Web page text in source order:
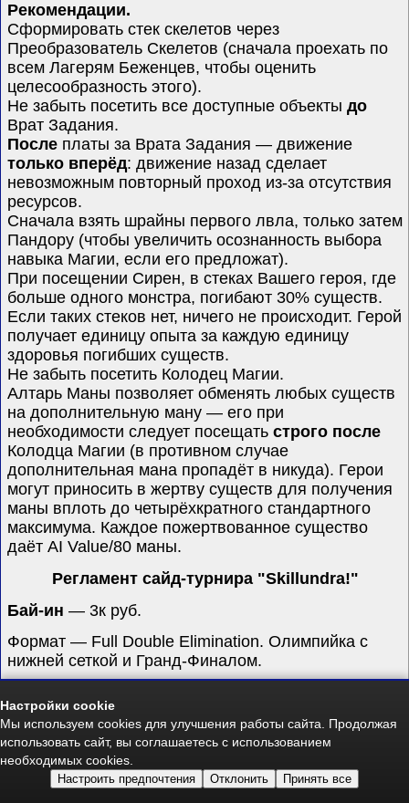
Рекомендации.
Сформировать стек скелетов через
Преобразователь Скелетов (сначала проехать по
всем Лагерям Беженцев, чтобы оценить
целесообразность этого).
Не забыть посетить все доступные объектыдо
Врат Задания.
После платы за Врата Задания — движение
только вперёд: движение назад сделает
невозможным повторный проход из-за отсутствия
ресурсов.
Сначала взять шрайны первого лвла, только затем
Пандору (чтобы увеличить осознанность выбора
навыка Магии, если его предложат).
При посещении Сирен, в стеках Вашего героя, где
больше одного монстра, погибают 30% существ.
Если таких стеков нет, ничего не происходит. Герой
получает единицу опыта за каждую единицу
здоровья погибших существ.
Не забыть посетить Колодец Магии.
Алтарь Маны позволяет обменять любых существ
на дополнительную ману — его при
необходимости следует посещатьстрого после
Колодца Магии (в противном случае
дополнительная мана пропадёт в никуда). Герои
могут приносить в жертву существ для получения
маны вплоть до четырёхкратного стандартного
максимума. Каждое пожертвованное существо
даёт AI Value/80 маны.
Регламент сайд-турнира "Skillundra!"
Бай-ин — 3к руб.
Формат — Full Double Elimination.Олимпийка с
нижней сеткой и Гранд-Финалом.
Финал верхней сетки БО7.
Игры нижней сетки БО3.
Финал нижней сетки БО5.
Гранд-Финал — БО7 с преимуществом в один
балл победителю верхней сетки.
Настройки cookie
Мы используем cookies для улучшения работы сайта. Продолжая
использовать сайт, вы соглашаетесь с использованием
необходимых cookies.
Настроить предпочтения Отклонить Принять все